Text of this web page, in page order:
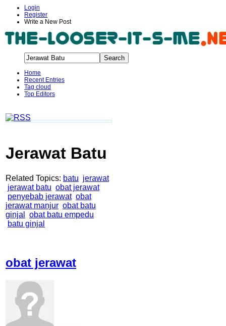
Login
Register
Write a New Post
Home
Recent Entries
Tag cloud
Top Editors
Jerawat Batu
Related Topics: batu jerawat
jerawat batu obat jerawat
penyebab jerawat obat
jerawat manjur obat batu
ginjal
obat batu empedu
batu ginjal
obat jerawat